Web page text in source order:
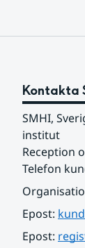
Kontakta
SMHI,
institut
Reception
Telefon
Epost:
Epost: